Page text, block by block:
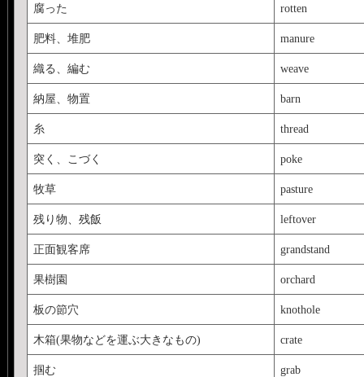
腐った rotten
肥料、堆肥 manure
織る、編む weave
納屋、物置 barn
糸 thread
突く、こづく poke
牧草 pasture
残り物、残飯 leftover
正面観客席 grandstand
果樹園 orchard
板の節穴 knothole
木箱(果物などを運ぶ大きなもの) crate
掴む grab